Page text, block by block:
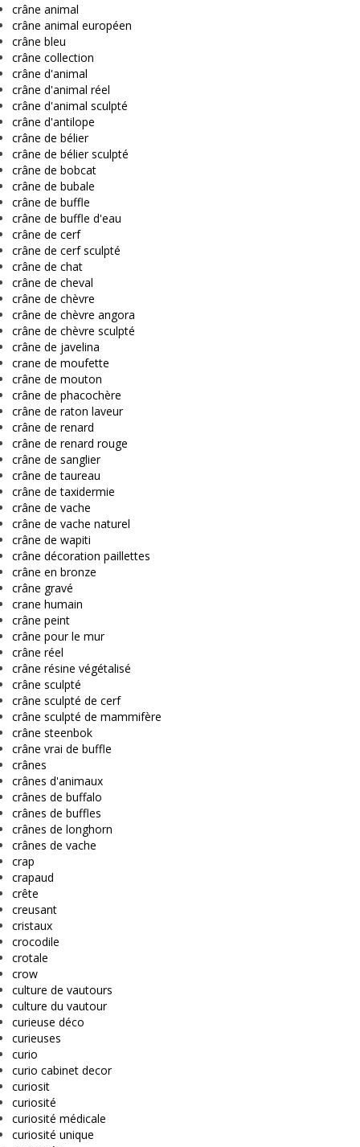
crâne animal
crâne animal européen
crâne bleu
crâne collection
crâne d'animal
crâne d'animal réel
crâne d'animal sculpté
crâne d'antilope
crâne de bélier
crâne de bélier sculpté
crâne de bobcat
crâne de bubale
crâne de buffle
crâne de buffle d'eau
crâne de cerf
crâne de cerf sculpté
crâne de chat
crâne de cheval
crâne de chèvre
crâne de chèvre angora
crâne de chèvre sculpté
crâne de javelina
crane de moufette
crâne de mouton
crâne de phacochère
crâne de raton laveur
crâne de renard
crâne de renard rouge
crâne de sanglier
crâne de taureau
crâne de taxidermie
crâne de vache
crâne de vache naturel
crâne de wapiti
crâne décoration paillettes
crâne en bronze
crâne gravé
crane humain
crâne peint
crâne pour le mur
crâne réel
crâne résine végétalisé
crâne sculpté
crâne sculpté de cerf
crâne sculpté de mammifère
crâne steenbok
crâne vrai de buffle
crânes
crânes d'animaux
crânes de buffalo
crânes de buffles
crânes de longhorn
crânes de vache
crap
crapaud
crête
creusant
cristaux
crocodile
crotale
crow
culture de vautours
culture du vautour
curieuse déco
curieuses
curio
curio cabinet decor
curiosit
curiosité
curiosité médicale
curiosité unique